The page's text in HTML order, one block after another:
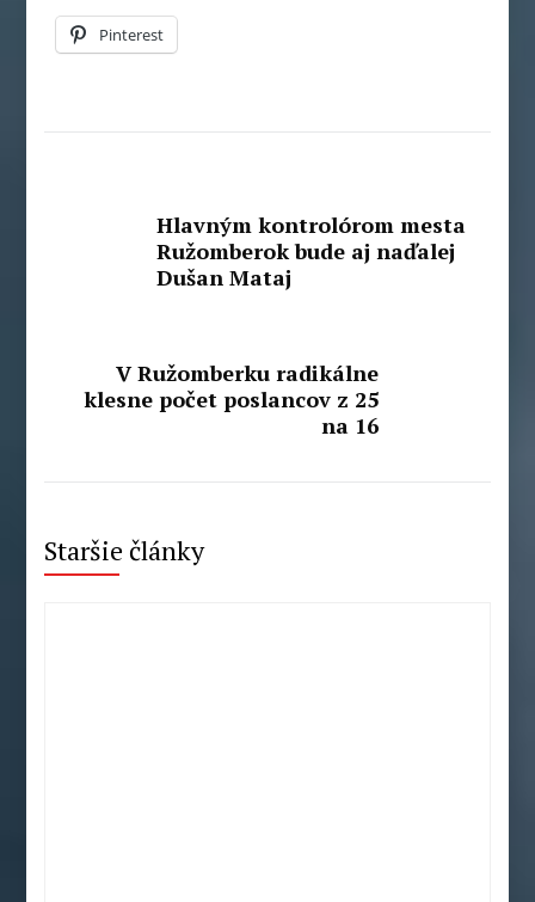
Pinterest
Hlavným kontrolórom mesta
Ružomberok bude aj naďalej
Dušan Mataj
V Ružomberku radikálne
klesne počet poslancov z 25
na 16
Staršie články